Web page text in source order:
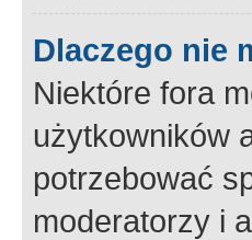
Dlaczego nie
Niektóre fora
użytkowników
potrzebować
moderatorzy i